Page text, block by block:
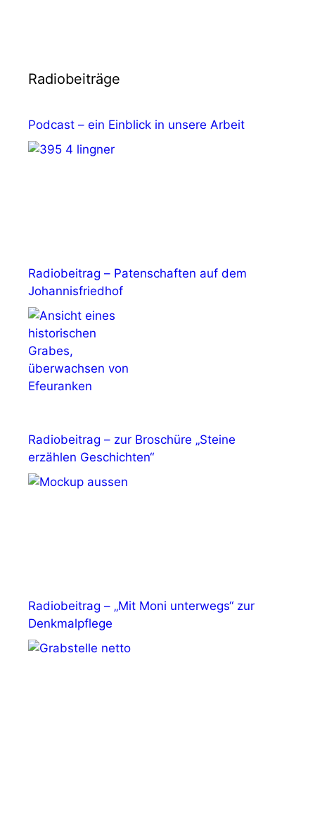
Radiobeiträge
Podcast – ein Einblick in unsere Arbeit
Radiobeitrag – Patenschaften auf dem
Johannisfriedhof
Radiobeitrag – zur Broschüre „Steine
erzählen Geschichten“
Radiobeitrag – „Mit Moni unterwegs“ zur
Denkmalpflege